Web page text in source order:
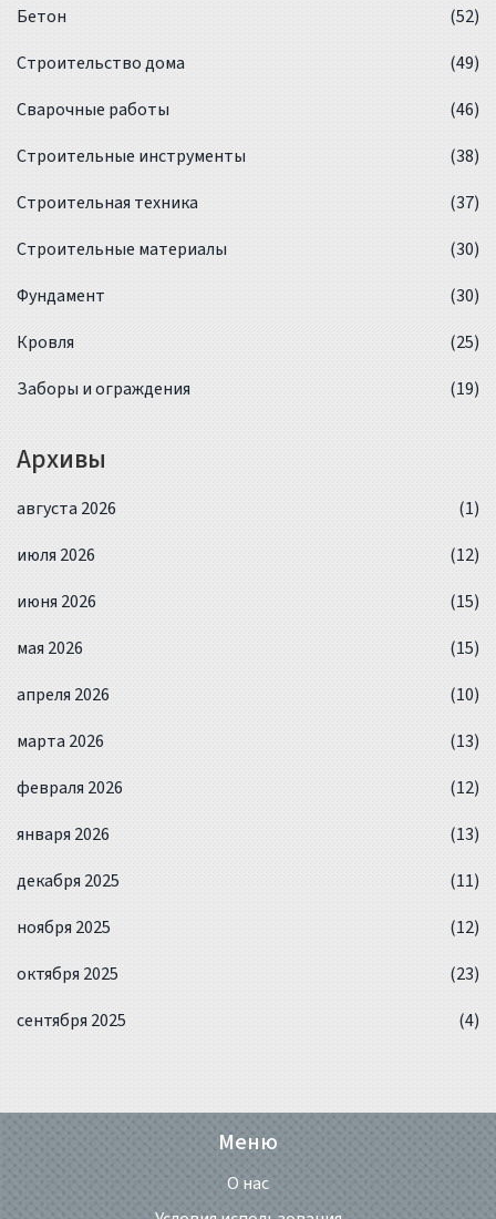
Бетон
(52)
Строительство дома
(49)
Сварочные работы
(46)
Строительные инструменты
(38)
Строительная техника
(37)
Строительные материалы
(30)
Фундамент
(30)
Кровля
(25)
Заборы и ограждения
(19)
Архивы
августа 2026
(1)
июля 2026
(12)
июня 2026
(15)
мая 2026
(15)
апреля 2026
(10)
марта 2026
(13)
февраля 2026
(12)
января 2026
(13)
декабря 2025
(11)
ноября 2025
(12)
октября 2025
(23)
сентября 2025
(4)
Меню
О нас